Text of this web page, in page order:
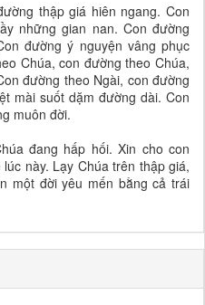
thập giá hiên ngang. Con
những gian nan. Con đường
đường ý nguyện vâng phục
Chúa, con đường theo Chúa,
đường theo Ngài, con đường
mài suốt dặm đường dài. Con
muôn đời.
đang hấp hối. Xin cho con
này. Lạy Chúa trên thập giá,
một đời yêu mến bằng cả trái